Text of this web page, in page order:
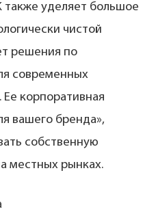
также уделяет большое
чистой
решения по
современных
корпоративная
вашего бренда»,
собственную
местных рынках.